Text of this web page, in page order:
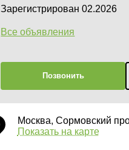
Зарегистрирован 02.2026
Все объявления
Позвонить
Москва, Сормовский
Показать на карте